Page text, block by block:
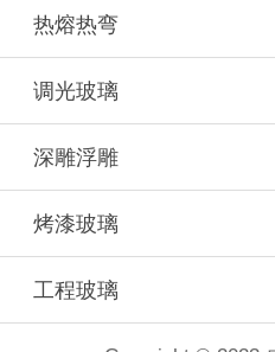
热熔热弯
调光玻璃
深雕浮雕
烤漆玻璃
工程玻璃